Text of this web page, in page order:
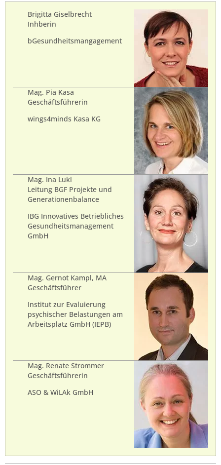
Brigitta Giselbrecht
Inhberin
bGesundheitsmangagement
Mag. Pia Kasa
Geschäftsführerin
wings4minds Kasa KG
Mag. Ina Lukl
Leitung BGF Projekte und
Generationenbalance
IBG Innovatives Betriebliches
Gesundheitsmanagement
GmbH
Mag. Gernot Kampl, MA
Geschäftsführer
Institut zur Evaluierung
psychischer Belastungen am
Arbeitsplatz GmbH (IEPB)
Mag. Renate Strommer
Geschäftsführerin
ASO & WiLAk GmbH